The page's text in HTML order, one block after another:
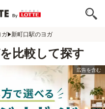
ガ 新町口駅のヨガ
比較して探す